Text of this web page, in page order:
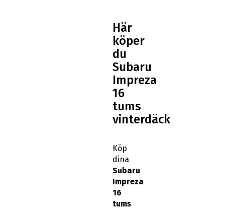
Här
köper
du
Subaru
Impreza
16
tums
vinterdäck
Köp
dina
Subaru
Impreza
16
tums